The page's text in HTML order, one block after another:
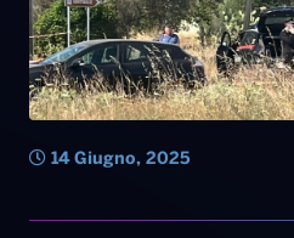
14 Giugno, 2025